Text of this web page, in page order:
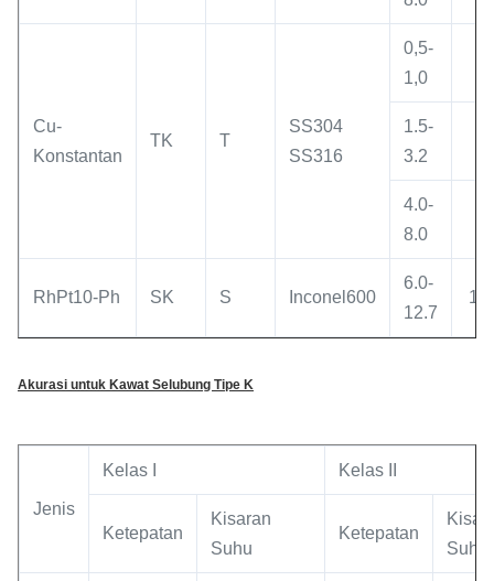
Cu-
Konstantan
TK T
SS304
SS316
0,5-
1,0
1.5-
3.2
4.0-
8.0
RhPt10-Ph SK S Inconel600
6.0-
12.7
Akurasi untuk Kawat Selubung Tipe K
Jenis
Kelas I Kelas II
Ketepatan
Kisaran
Suhu
Ketepatan
Suhu